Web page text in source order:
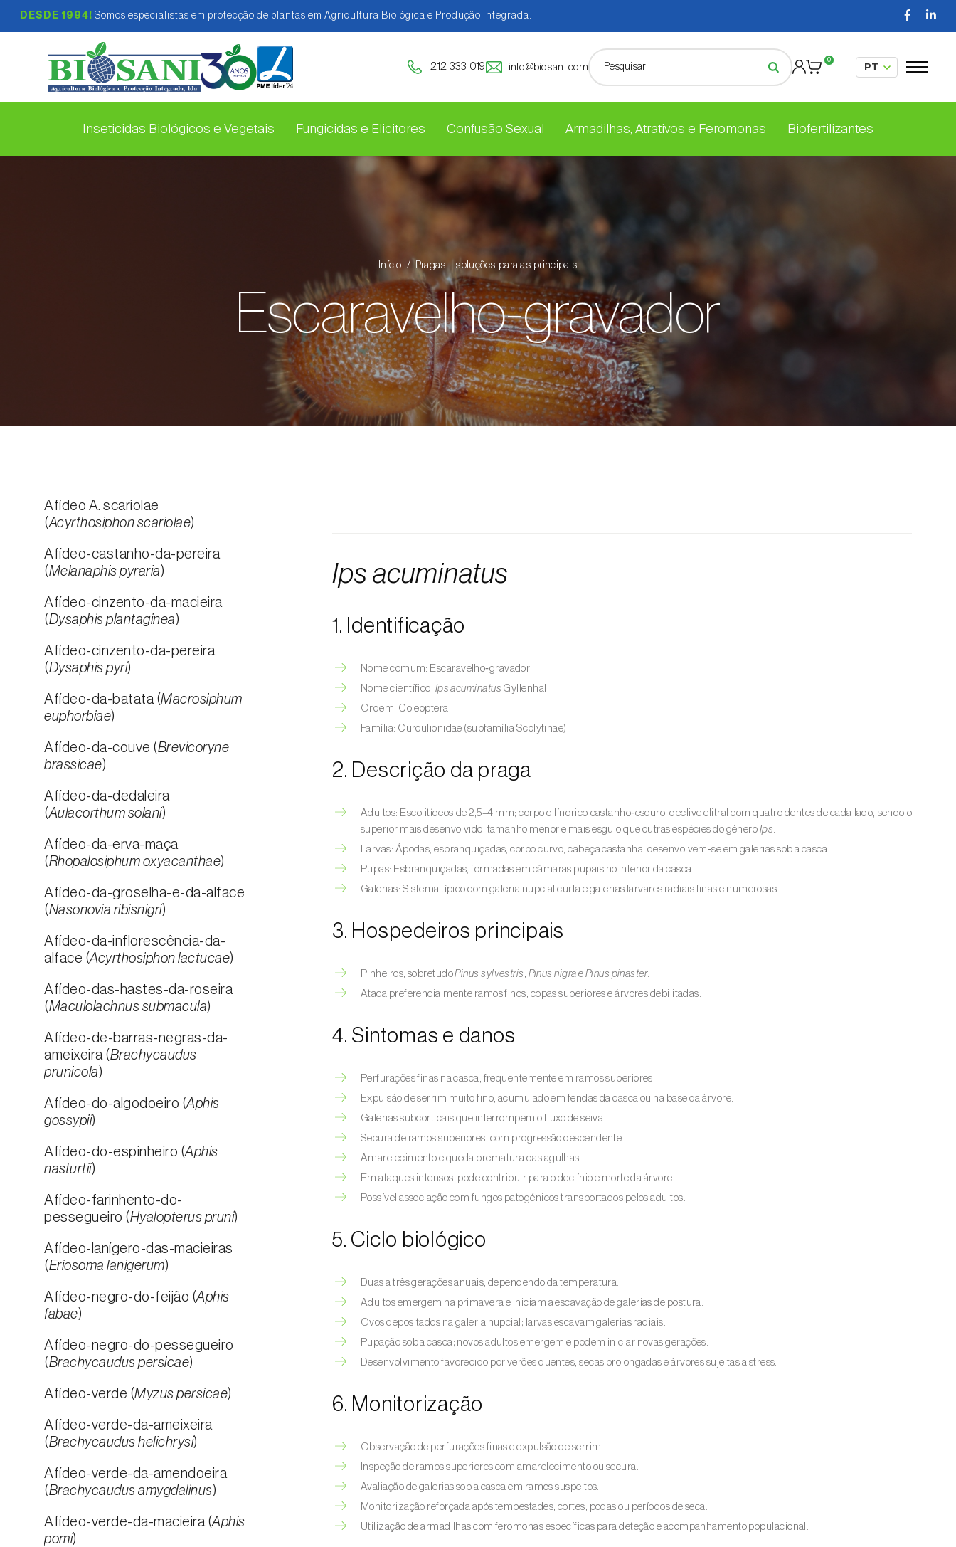
DESDE 1994! Somos especialistas em protecção de plantas em Agricultura Biológica e Produção Integrada.
212 333 019 info@biosani.com
0
Inseticidas Biológicos e Vegetais Fungicidas e Elicitores Confusão Sexual Armadilhas, Atrativos e Feromonas Biofertilizantes
Início Pragas - soluções para as principais
Escaravelho-gravador
Afídeo A. scariolae
(Acyrthosiphon scariolae)
Afídeo-castanho-da-pereira
(Melanaphis pyraria)
Afídeo-cinzento-da-macieira
(Dysaphis plantaginea)
Afídeo-cinzento-da-pereira
(Dysaphis pyri)
Afídeo-da-batata (Macrosiphum
euphorbiae)
Afídeo-da-couve (Brevicoryne
brassicae)
Afídeo-da-dedaleira
(Aulacorthum solani)
Afídeo-da-erva-maça
(Rhopalosiphum oxyacanthae)
Afídeo-da-groselha-e-da-alface
(Nasonovia ribisnigri)
Afídeo-da-inflorescência-da-
alface (Acyrthosiphon lactucae)
Afídeo-das-hastes-da-roseira
(Maculolachnus submacula)
Afídeo-de-barras-negras-da-
ameixeira (Brachycaudus
prunicola)
Afídeo-do-algodoeiro (Aphis
gossypii)
Afídeo-do-espinheiro (Aphis
nasturtii)
Afídeo-farinhento-do-
pessegueiro (Hyalopterus pruni)
Afídeo-lanígero-das-macieiras
(Eriosoma lanigerum)
Afídeo-negro-do-feijão (Aphis
fabae)
Afídeo-negro-do-pessegueiro
(Brachycaudus persicae)
Afídeo-verde (Myzus persicae)
Afídeo-verde-da-ameixeira
(Brachycaudus helichrysi)
Afídeo-verde-da-amendoeira
(Brachycaudus amygdalinus)
Afídeo-verde-da-macieira (Aphis
pomi)
Ips acuminatus
1. Identificação
Nome comum: Escaravelho‑gravador
Nome científico: Ips acuminatus Gyllenhal
Ordem: Coleoptera
Família: Curculionidae (subfamília Scolytinae)
2. Descrição da praga
Adultos: Escolitídeos de 2,5–4 mm; corpo cilíndrico castanho‑escuro; declive elitral com quatro dentes de cada lado, sendo o
superior mais desenvolvido; tamanho menor e mais esguio que outras espécies do género Ips.
Larvas: Ápodas, esbranquiçadas, corpo curvo, cabeça castanha; desenvolvem‑se em galerias sob a casca.
Pupas: Esbranquiçadas, formadas em câmaras pupais no interior da casca.
Galerias: Sistema típico com galeria nupcial curta e galerias larvares radiais finas e numerosas.
3. Hospedeiros principais
Pinheiros, sobretudoPinus sylvestris , Pinus nigra e Pinus pinaster.
Ataca preferencialmente ramos finos, copas superiores e árvores debilitadas.
4. Sintomas e danos
Perfurações finas na casca, frequentemente em ramos superiores.
Expulsão de serrim muito fino, acumulado em fendas da casca ou na base da árvore.
Galerias subcorticais que interrompem o fluxo de seiva.
Secura de ramos superiores, com progressão descendente.
Amarelecimento e queda prematura das agulhas.
Em ataques intensos, pode contribuir para o declínio e morte da árvore.
Possível associação com fungos patogénicos transportados pelos adultos.
5. Ciclo biológico
Duas a três gerações anuais, dependendo da temperatura.
Adultos emergem na primavera e iniciam a escavação de galerias de postura.
Ovos depositados na galeria nupcial; larvas escavam galerias radiais.
Pupação sob a casca; novos adultos emergem e podem iniciar novas gerações.
Desenvolvimento favorecido por verões quentes, secas prolongadas e árvores sujeitas a stress.
6. Monitorização
Observação de perfurações finas e expulsão de serrim.
Inspeção de ramos superiores com amarelecimento ou secura.
Avaliação de galerias sob a casca em ramos suspeitos.
Monitorização reforçada após tempestades, cortes, podas ou períodos de seca.
Utilização de armadilhas com feromonas específicas para deteção e acompanhamento populacional.